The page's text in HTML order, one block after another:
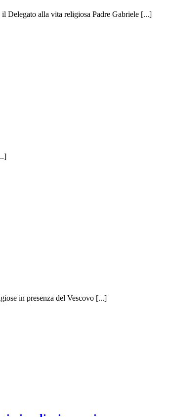
Delegato alla vita religiosa Padre Gabriele [...]
in presenza del Vescovo [...]